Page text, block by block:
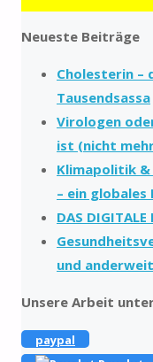
Neueste Beiträge
Cholesterin
Tausendsassa
Virologen
ist (nicht
Klimapolitik
– ein
DAS DIGITALE
und
Unsere Arbeit
paypal